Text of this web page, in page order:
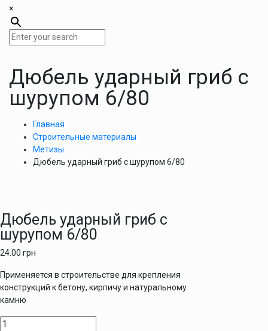
×
Дюбель ударный гриб с
шурупом 6/80
Главная
Строительные материалы
Метизы
Дюбель ударный гриб с шурупом 6/80
Дюбель ударный гриб с
шурупом 6/80
24.00 грн
Применяется в строительстве для крепления
конструкций к бетону, кирпичу и натуральному
камню
Количество